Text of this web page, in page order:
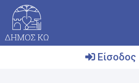
Είσοδος